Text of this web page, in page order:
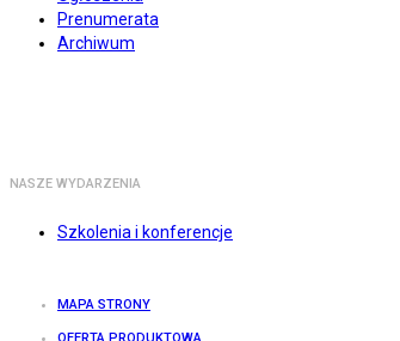
Prenumerata
Archiwum
NASZE WYDARZENIA
Szkolenia i konferencje
MAPA STRONY